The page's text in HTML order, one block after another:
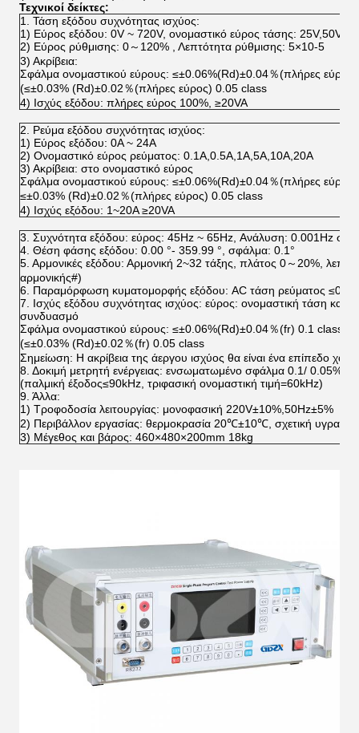
Τεχνικοί δείκτες:
1. Τάση εξόδου συχνότητας ισχύος:
1) Εύρος εξόδου: 0V ~ 720V, ονομαστικό εύρος τάσης:
2) Εύρος ρύθμισης: 0～120% , Λεπτότητα ρύθμισης: 5×10-5
3) Ακρίβεια:
Σφάλμα ονομαστικού εύρους: ≤±0.06%(Rd)±0.04％(πλήρες
(≤±0.03% (Rd)±0.02％(πλήρες εύρος) 0.05 class
4) Ισχύς εξόδου: πλήρες εύρος 100%, ≥20VA
2. Ρεύμα εξόδου συχνότητας ισχύος:
1) Εύρος εξόδου: 0A ~ 24A
2) Ονομαστικό εύρος ρεύματος: 0.1A,0.5A,1A,5A,10A,20A
3) Ακρίβεια: στο ονομαστικό εύρος
Σφάλμα ονομαστικού εύρους: ≤±0.06%(Rd)±0.04％(πλήρες
≤±0.03% (Rd)±0.02％(πλήρες εύρος) 0.05 class
4) Ισχύς εξόδου: 1~20A ≥20VA
3. Συχνότητα εξόδου: εύρος: 45Hz ~ 65Hz, Ανάλυση: 0.001Hz
4. Θέση φάσης εξόδου: 0.00 °- 359.99 °, σφάλμα: 0.1°
5. Αρμονικές εξόδου: Αρμονική 2~32 τάξης, πλάτος 0～20%,
αρμονικής#)
6. Παραμόρφωση κυματομορφής εξόδου: AC τάση ρεύματος
7. Ισχύς εξόδου συχνότητας ισχύος: εύρος: ονομαστική τάση και
συνδυασμό
Σφάλμα ονομαστικού εύρους: ≤±0.06%(Rd)±0.04％(fr) 0.1 class,
(≤±0.03% (Rd)±0.02％(fr) 0.05 class
Σημείωση: Η ακρίβεια της άεργου ισχύος θα είναι ένα επίπεδο
8. Δοκιμή μετρητή ενέργειας: ενσωματωμένο σφάλμα 0.1/ 0.05% FS
(παλμική έξοδος≤90kHz, τριφασική ονομαστική τιμή=60kHz)
9. Άλλα:
1) Τροφοδοσία λειτουργίας: μονοφασική 220V±10%,50Hz±5%
2) Περιβάλλον εργασίας: θερμοκρασία 20℃±10℃, σχετική
3) Μέγεθος και βάρος: 460×480×200mm 18kg